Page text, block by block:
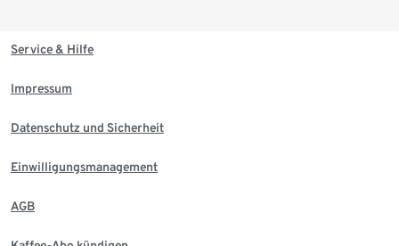
Service & Hilfe
Impressum
Datenschutz und Sicherheit
Einwilligungsmanagement
AGB